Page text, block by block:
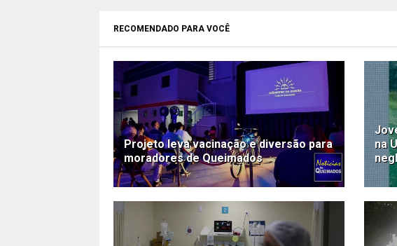
RECOMENDADO PARA VOCÊ
Projeto leva vacinação e diversão para
moradores de Queimados
na